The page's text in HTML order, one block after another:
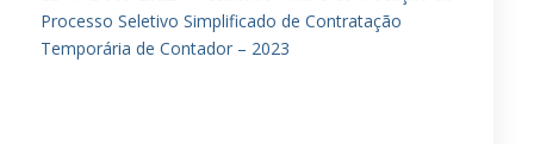
Processo Seletivo Simplificado de Contratação
Temporária de Contador – 2023